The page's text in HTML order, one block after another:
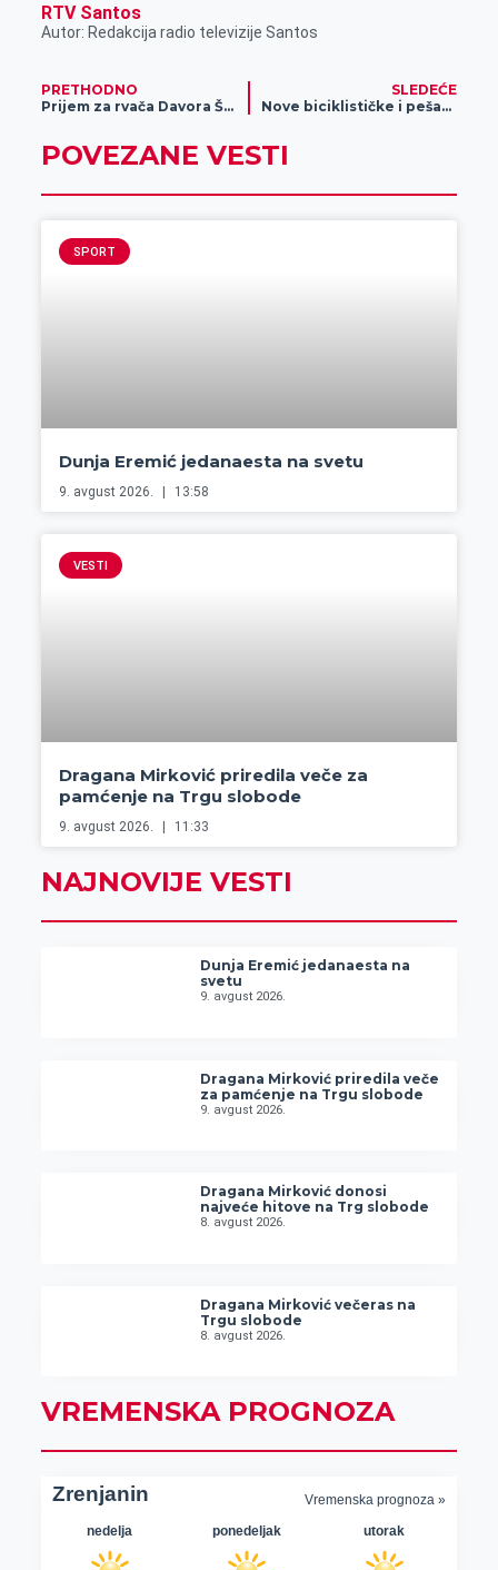
RTV Santos
Autor: Redakcija radio televizije Santos
PRETHODNO
Prijem za rvača Davora Štefaneka, bronzanog na Svetskom šampionatu u Las Vegasu
SLEDEĆE
Nove biciklističke i pešačke staze
POVEZANE VESTI
SPORT
Dunja Eremić jedanaesta na svetu
9. avgust 2026. 13:58
VESTI
Dragana Mirković priredila veče za
pamćenje na Trgu slobode
9. avgust 2026. 11:33
NAJNOVIJE VESTI
Dunja Eremić jedanaesta na
svetu
9. avgust 2026.
Dragana Mirković priredila veče
za pamćenje na Trgu slobode
9. avgust 2026.
Dragana Mirković donosi
najveće hitove na Trg slobode
8. avgust 2026.
Dragana Mirković večeras na
Trgu slobode
8. avgust 2026.
VREMENSKA PROGNOZA